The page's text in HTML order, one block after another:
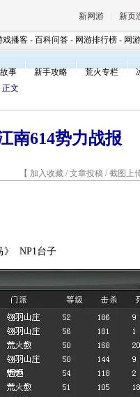
新网游 新页
戏播客 - 百科问答 - 网游排行榜 - 网
事
新手攻略 荒火专栏
正文
南614势力战报
【 加入收藏/ 文章投稿 / 截图上
》 NP1台子